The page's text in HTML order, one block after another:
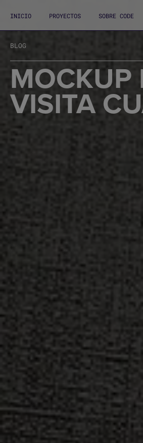
INICIO PROYECTOS SOBRE CODE
BLOG
MOCKUP
VISITA